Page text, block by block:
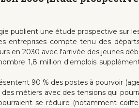
publient une étude prospective sur
entreprises compte tenu des
en 2030 avec l'arrivée des jeunes
1,8 million d'emplois
90 % des postes à pourvoir
métiers avec des tensions qui
se réduire (notamment